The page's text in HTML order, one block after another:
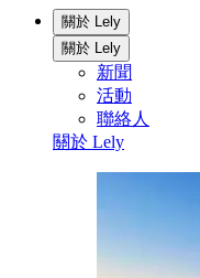
關於 Lely
關於 Lely
新聞
活動
聯絡人
關於 Lely